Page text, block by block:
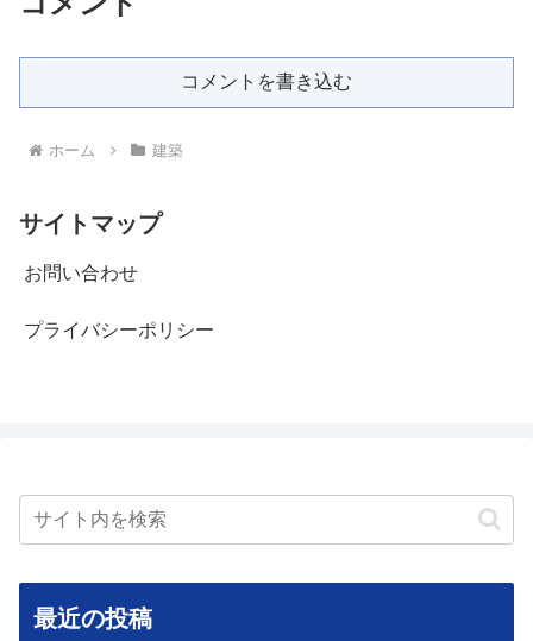
コメントを書き込む
ホーム 建築
サイトマップ
お問い合わせ
プライバシーポリシー
最近の投稿